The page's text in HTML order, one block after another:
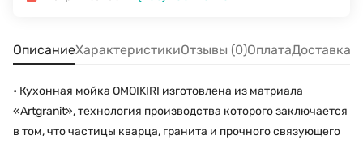
ОписаниеХарактеристикиОтзывы (0)ОплатаДоставка
• Кухонная мойка OMOIKIRI изготовлена из матриала
«Artgranit», технология производства которого заключается
в том, что частицы кварца, гранита и прочного связующего